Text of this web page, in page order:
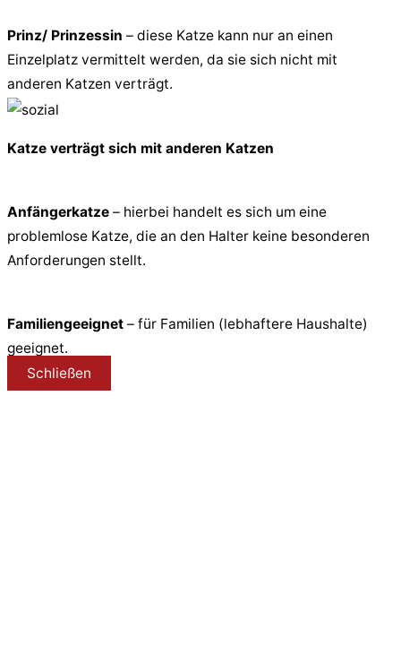
Prinz/ Prinzessin – diese Katze kann nur an einen
Einzelplatz vermittelt werden, da sie sich nicht mit
anderen Katzen verträgt.
Katze verträgt sich mit anderen Katzen
Anfängerkatze – hierbei handelt es sich um eine
problemlose Katze, die an den Halter keine besonderen
Anforderungen stellt.
Familiengeeignet – für Familien (lebhaftere Haushalte)
geeignet.
Schließen